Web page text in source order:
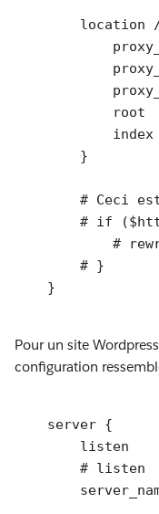
location
root
index
        }
# Ceci
# if
#
# }
    }
Pour un site
configuration
    server {
        listen		443 ssl http2;
server_name